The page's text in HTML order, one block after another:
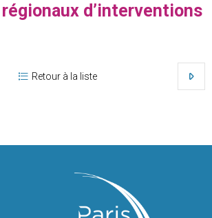
d’interventions
Retour à la liste